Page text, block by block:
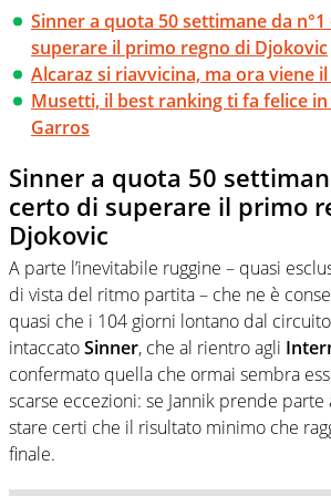
Sinner a quota 50 settimane da
superare il primo regno di Djokovic
Alcaraz si riavvicina, ma ora viene
Musetti, il best ranking ti fa felice
Garros
Sinner a quota 50
certo di superare il primo
Djokovic
A parte l’inevitabile ruggine – quasi
di vista del ritmo partita – che ne è
quasi che i 104 giorni lontano dal
intaccatoSinner, che al rientro agli
confermato quella che ormai sembra
scarse eccezioni: se Jannik prende
stare certi che il risultato minimo che
finale.